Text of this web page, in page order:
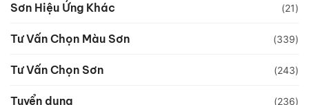
Sơn Hiệu Ứng Khác (21)
Tư Vấn Chọn Màu Sơn (339)
Tư Vấn Chọn Sơn (243)
Tuyển dụng (236)